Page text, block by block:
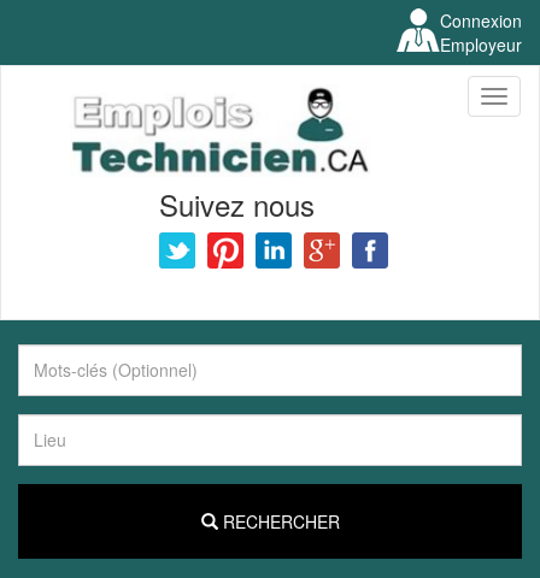
Connexion
Employeur
Suivez nous
RECHERCHER